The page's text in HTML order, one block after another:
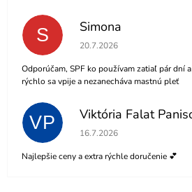
S Simona
Hodnotenie obchodu je 5 z 5
20.7.2026
Odporúčam, SPF ko používam zatiaľ pár dní
rýchlo sa vpije a nezanecháva mastnú pleť
VP Viktória Falat
Hodnotenie obchodu je 5 z 5
16.7.2026
Najlepšie ceny a extra rýchle doručenie 💕